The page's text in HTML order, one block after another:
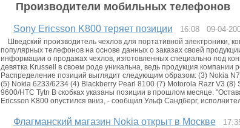
Производители мобильных телефонов
Sony Ericsson K800 теряет позиции 16:08 09-04-
Шведский производитель чехлов для портативной электроники,
популярных телефонов на основе данных о заказах своей
информации о продажах чехлов, изготовленных специально под
девятка Krussell в своем роде уникальна, ведь продукция компании
Распределение позиций выглядит следующим образом: (3) Nokia
(5) Nokia 6233/6234 (4) Blackberry Pearl 8100 (7) Motorola Razr V3
9600/HTC Tytn В скобках указаны позиции в прошлом месяце.
Ericsson K800 опустился вниз, - сообщил Ульф Сандберг,
Флагманский магазин Nokia открыт в Москве